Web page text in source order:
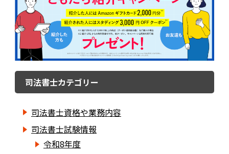
司法書士カテゴリー
司法書士資格や業務内容
司法書士試験情報
令和8年度